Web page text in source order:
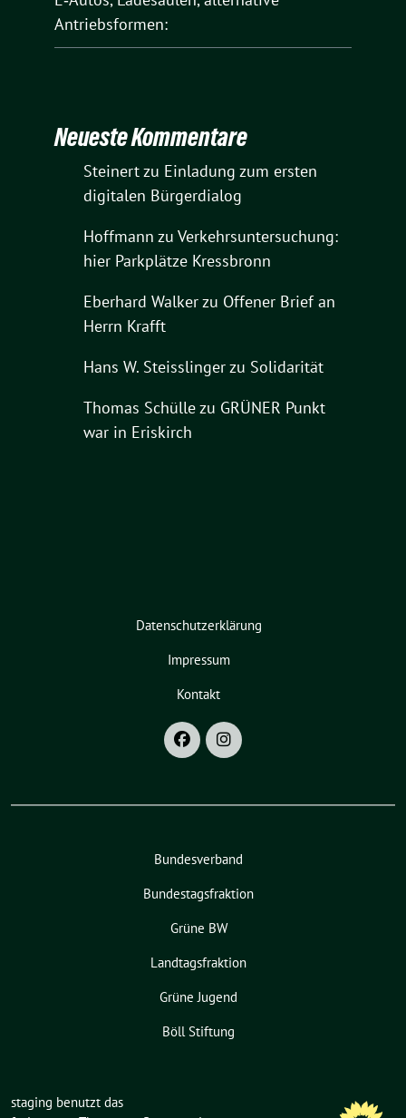
Antriebsformen:
Neueste Kommentare
Steinertzu Einladung zum ersten
digitalen Bürgerdialog
Hoffmann zu Verkehrsuntersuchung:
hier Parkplätze Kressbronn
Eberhard Walkerzu Offener Brief an
Herrn Krafft
Hans W. Steisslingerzu Solidarität
Thomas Schüllezu GRÜNER Punkt
war in Eriskirch
Datenschutzerklärung
Impressum
Kontakt
Bundesverband
Bundestagsfraktion
Grüne BW
Landtagsfraktion
Grüne Jugend
Böll Stiftung
staging benutzt das